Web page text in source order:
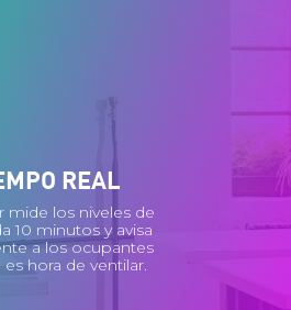
REAL
mide los niveles de
10 minutos y avisa
a los ocupantes
hora de ventilar.